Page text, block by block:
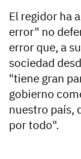
El regidor ha
error" no
error que, a
sociedad
"tiene gran
gobierno
nuestro país,
por todo".